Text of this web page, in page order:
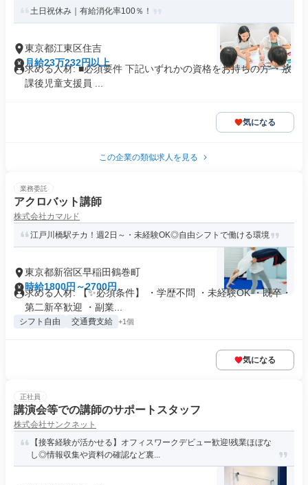
土日祝休み｜有給消化率100％！
東京都江東区住吉
月給23万232円以上
求める人材: ■必須要件 下記いずれかの資格をお持ちの方 ・放
課後児童支援員 ...
気になる
この企業の類似求人を見る
業務委託
アクロバット講師
株式会社カマルド
江戸川橋駅チカ！週2日～・未経験OK◎自由シフトで働ける環境
東京都新宿区早稲田鶴巻町
時給1800円～2700円
求める人材: 【✨必須条件】 ・学歴不問 ・未経験OK ・既卒・
第二新卒歓迎 ・副業...
シフト自由 交通費支給 +1個
気になる
正社員
講演会等での講師のサポートスタッフ
株式会社サンクネット
【接客経験が活かせる】オフィスワークデビュー歓迎!残業ほぼな
し◎情報収集や資料の確認など裏...